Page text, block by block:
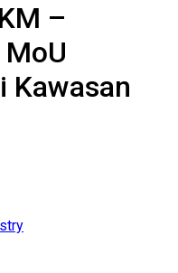
–
Kawasan